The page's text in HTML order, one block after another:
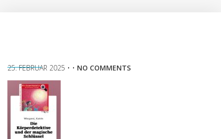
25. FEBRUAR 2025 • • NO COMMENTS